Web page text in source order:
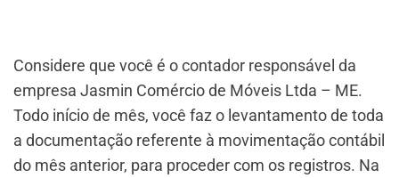
Considere que você é o contador responsável da
empresa Jasmin Comércio de Móveis Ltda – ME.
Todo início de mês, você faz o levantamento de toda
a documentação referente à movimentação contábil
do mês anterior, para proceder com os registros. Na